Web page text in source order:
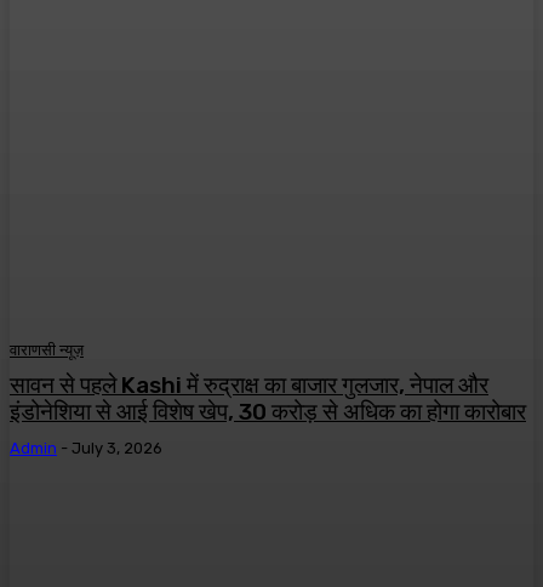
वाराणसी न्यूज़
सावन से पहले Kashi में रुद्राक्ष का बाजार गुलजार, नेपाल और
इंडोनेशिया से आई विशेष खेप, 30 करोड़ से अधिक का होगा कारोबार
Admin - July 3, 2026